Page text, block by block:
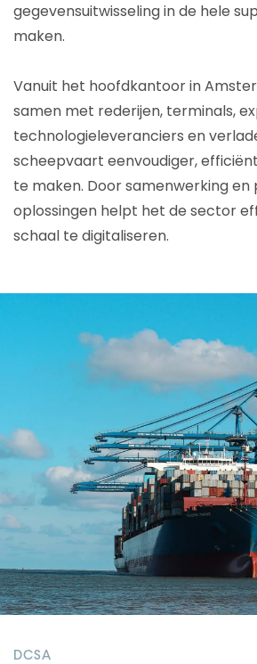
gegevensuitwisseling in de hele
maken.
Vanuit het hoofdkantoor in
samen met rederijen, terminals,
technologieleveranciers en
scheepvaart eenvoudiger,
te maken. Door samenwerking en
oplossingen helpt het de sector
schaal te digitaliseren.
DCSA